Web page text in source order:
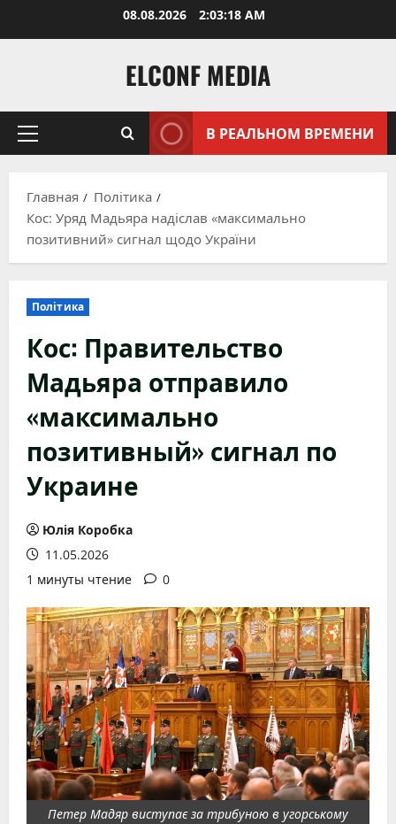
08.08.2026 2:03:19 AM
ELCONF MEDIA
Основное
В РЕАЛЬНОМ ВРЕМЕНИ
Главная
Політика
Кос: Уряд Мадьяра надіслав «максимально
позитивний» сигнал щодо України
Політика
Кос: Правительство
Мадьяра отправило
«максимально
позитивный» сигнал по
Украине
Юлія Коробка
11.05.2026
1 минуты чтение
0
Петер Мадяр виступає за трибуною в угорському